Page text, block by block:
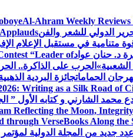
Al-Ahram Weekly Reviews
الدولي للشعر والفن
د. حنان عواد“Leader of
الشعبية» الحرب على الذاكرة..
الحمامات
Writing as a Silk Road of
محمد الشارني و كتابه الأول ”
Reflecting the Moon,
through VerseBooks Along the
عدد جديد من المجلة الدولية